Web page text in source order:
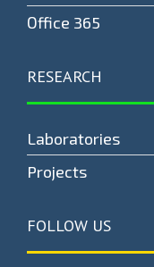
Оffice 365
RESEARCH
Laboratories
Projects
FOLLOW US